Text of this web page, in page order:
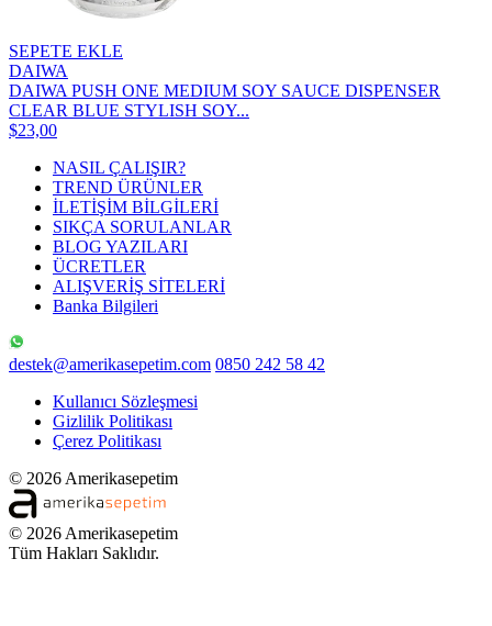
SEPETE EKLE
DAIWA
DAIWA PUSH ONE MEDIUM SOY SAUCE DISPENSER
CLEAR BLUE STYLISH SOY...
$23,00
NASIL ÇALIŞIR?
TREND ÜRÜNLER
İLETİŞİM BİLGİLERİ
SIKÇA SORULANLAR
BLOG YAZILARI
ÜCRETLER
ALIŞVERİŞ SİTELERİ
Banka Bilgileri
destek@amerikasepetim.com 0850 242 58 42
Kullanıcı Sözleşmesi
Gizlilik Politikası
Çerez Politikası
© 2026 Amerikasepetim
© 2026 Amerikasepetim
Tüm Hakları Saklıdır.